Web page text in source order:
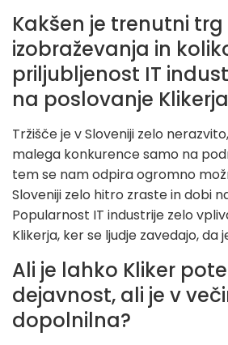
Kakšen je trenutni trg
izobraževanja in
priljubljenost IT
na poslovanje
Tržišče je v Sloveniji zelo
malega konkurence samo na
tem se nam odpira ogromno
Sloveniji zelo hitro zraste in dobi
Popularnost IT industrije zelo
Klikerja, ker se ljudje zavedajo, da
Ali je lahko Kliker
dejavnost, ali je v
dopolnilna?